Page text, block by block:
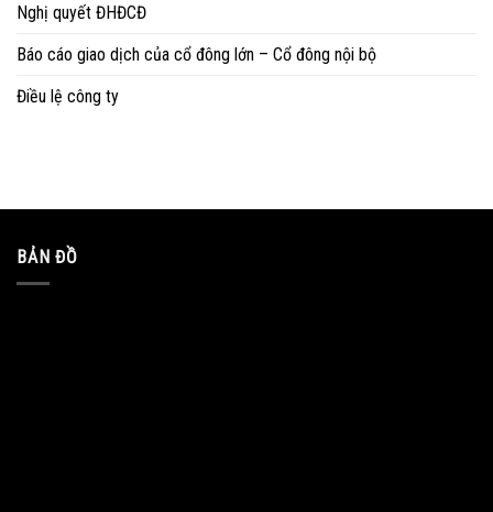
Nghị quyết ĐHĐCĐ
Báo cáo giao dịch của cổ đông lớn – Cổ đông nội bộ
Điều lệ công ty
BẢN ĐỒ